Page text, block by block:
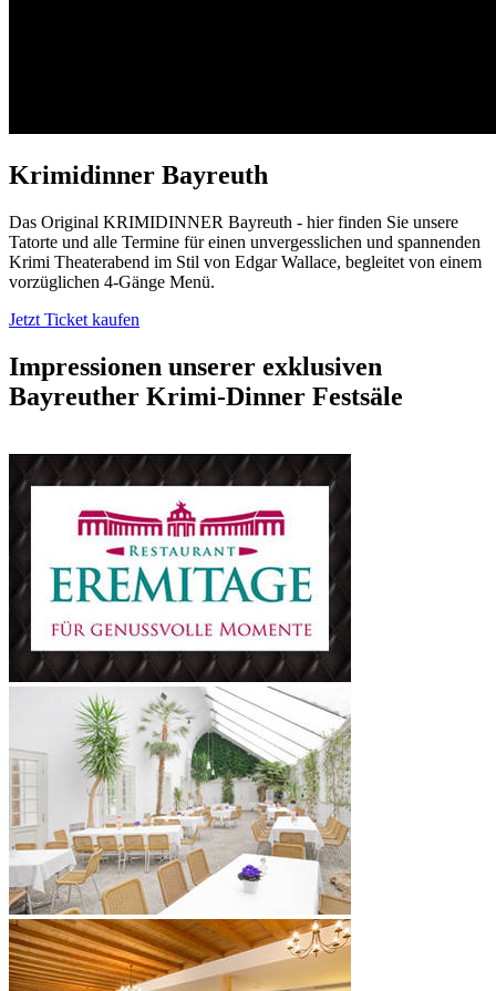
Krimidinner Bayreuth
Das Original KRIMIDINNER Bayreuth - hier finden Sie unsere
Tatorte und alle Termine für einen unvergesslichen und spannenden
Krimi Theaterabend im Stil von Edgar Wallace, begleitet von einem
vorzüglichen 4-Gänge Menü.
Jetzt Ticket kaufen
Impressionen unserer exklusiven
Bayreuther Krimi-Dinner Festsäle